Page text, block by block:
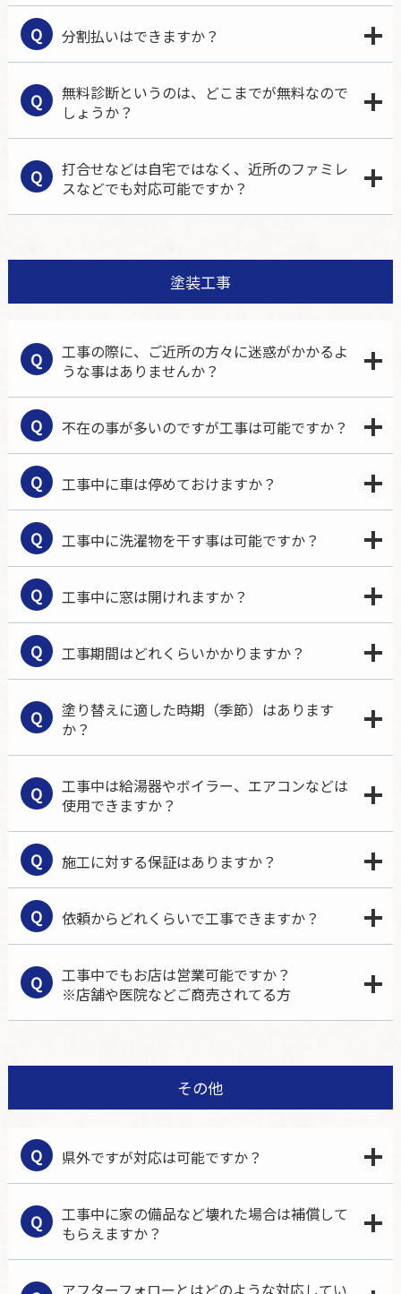
Q 分割払いはできますか？
Q
無料診断というのは、どこまでが無料なので
しょうか？
Q
打合せなどは自宅ではなく、近所のファミレ
スなどでも対応可能ですか？
塗装工事
Q
工事の際に、ご近所の方々に迷惑がかかるよ
うな事はありませんか？
Q 不在の事が多いのですが工事は可能ですか？
Q 工事中に車は停めておけますか？
Q 工事中に洗濯物を干す事は可能ですか？
Q 工事中に窓は開けれますか？
Q 工事期間はどれくらいかかりますか？
Q
塗り替えに適した時期（季節）はあります
か？
Q
工事中は給湯器やボイラー、エアコンなどは
使用できますか？
Q 施工に対する保証はありますか？
Q 依頼からどれくらいで工事できますか？
Q
工事中でもお店は営業可能ですか？
※店舗や医院などご商売されてる方
その他
Q 県外ですが対応は可能ですか？
Q
工事中に家の備品など壊れた場合は補償して
もらえますか？